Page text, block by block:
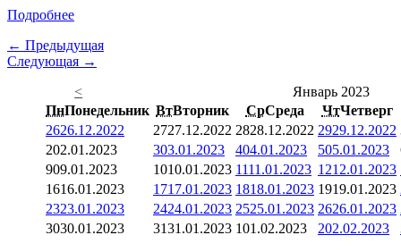
Подробнее
← Предыдущая
Следующая →
<
Январь 2023
ПнПонедельник ВтВторник СрСреда ЧтЧетверг
2626.12.2022 2727.12.2022 2828.12.2022 2929.12.2022
202.01.2023 303.01.2023 404.01.2023 505.01.2023
909.01.2023 1010.01.2023 1111.01.2023 1212.01.2023
1616.01.2023 1717.01.2023 1818.01.2023 1919.01.2023
2323.01.2023 2424.01.2023 2525.01.2023 2626.01.2023
3030.01.2023 3131.01.2023 101.02.2023 202.02.2023